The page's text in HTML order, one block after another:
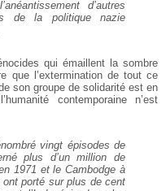
d’autres
de la politiquenazie
qui émaillent la sombre
que l’extermination de tout ce
son groupe de solidaritéest en
contemporaine n’est
vingt épisodes de
plus d’un million de
1971 et le Cambodge à
porté sur plus de cent